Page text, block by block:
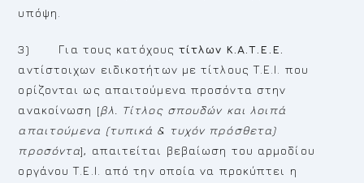
υπόψη.
3) Για τους κατόχουςτίτλων Κ.Α.Τ.Ε.Ε.
αντίστοιχων ειδικοτήτων με τίτλους Τ.Ε.Ι. που
ορίζονται ως απαιτούμενα προσόντα στην
ανακοίνωση [βλ. Τίτλος σπουδών και λοιπά
απαιτούμενα (τυπικά & τυχόν πρόσθετα)
προσόντα], απαιτείται βεβαίωση του αρμοδίου
οργάνου Τ.Ε.Ι. από την οποία να προκύπτει η